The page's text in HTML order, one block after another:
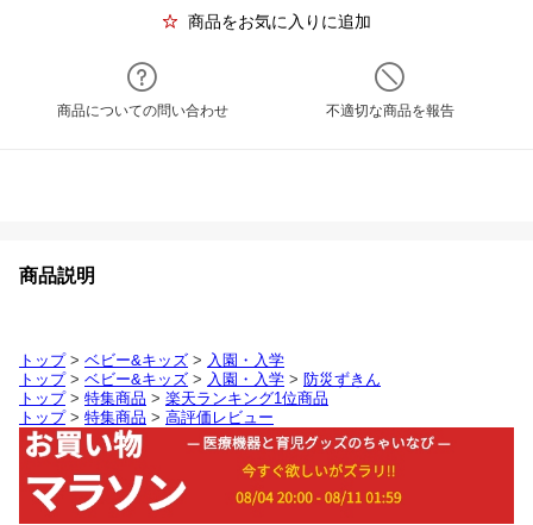
商品をお気に入りに追加
商品についての問い合わせ 不適切な商品を報告
商品説明
トップ> ベビー&キッズ > 入園・入学
トップ> ベビー&キッズ > 入園・入学 > 防災ずきん
トップ> 特集商品 > 楽天ランキング1位商品
トップ> 特集商品 > 高評価レビュー